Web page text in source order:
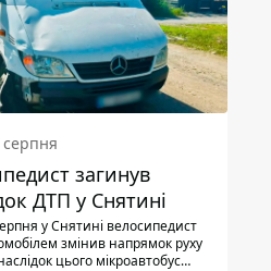
серпня
загинув
ДТП у Снятині
у Снятині велосипедист
змінив напрямок руху
цього мікроавтобус